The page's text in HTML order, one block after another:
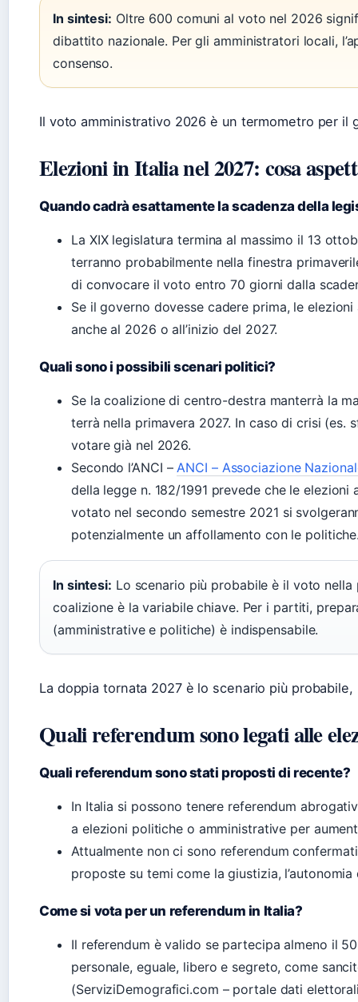
In sintesi: Oltre 600 comuni al voto nel 2026
dibattito nazionale. Per gli amministratori locali,
consenso.
Il voto amministrativo 2026 è un termometro per il
Elezioni in Italia nel 2027: cosa
Quando cadrà esattamente la scadenza della
La XIX legislatura termina al massimo il 13
terranno probabilmente nella finestra
di convocare il voto entro 70 giorni dalla
Se il governo dovesse cadere prima, le
anche al 2026 o all’inizio del 2027.
Quali sono i possibili scenari politici?
Se la coalizione di centro-destra manterrà la
terrà nella primavera 2027. In caso di crisi
votare già nel 2026.
Secondo l’ANCI – ANCI – Associazione
della legge n. 182/1991 prevede che le
votato nel secondo semestre 2021 si
potenzialmente un affollamento con le
In sintesi: Lo scenario più probabile è il voto
coalizione è la variabile chiave. Per i partiti,
(amministrative e politiche) è indispensabile.
La doppia tornata 2027 è lo scenario più
Quali referendum sono legati alle
Quali referendum sono stati proposti di recente?
In Italia si possono tenere referendum
a elezioni politiche o amministrative per
Attualmente non ci sono referendum
proposte su temi come la giustizia,
Come si vota per un referendum in Italia?
Il referendum è valido se partecipa almeno il
personale, eguale, libero e segreto, come
(ServiziDemografici.com – portale dati